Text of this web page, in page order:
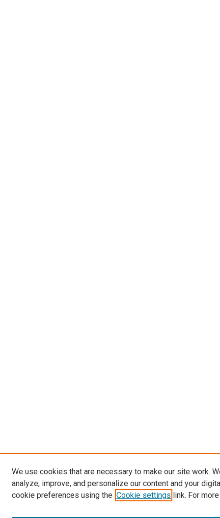
We use cookies that are necessary to make our site work.
analyze, improve, and personalize our content and your
cookie preferences using the Cookie settings link. For